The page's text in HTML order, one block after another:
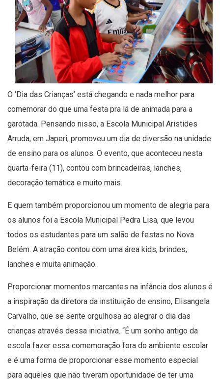
O ‘Dia das Crianças’ está chegando e nada melhor para
comemorar do que uma festa pra lá de animada para a
garotada. Pensando nisso, a Escola Municipal Aristides
Arruda, em Japeri, promoveu um dia de diversão na unidade
de ensino para os alunos. O evento, que aconteceu nesta
quarta-feira (11), contou com brincadeiras, lanches,
decoração temática e muito mais.
E quem também proporcionou um momento de alegria para
os alunos foi a Escola Municipal Pedra Lisa, que levou
todos os estudantes para um salão de festas no Nova
Belém. A atração contou com uma área kids, brindes,
lanches e muita animação.
Proporcionar momentos marcantes na infância dos alunos é
a inspiração da diretora da instituição de ensino, Elisangela
Carvalho, que se sente orgulhosa ao alegrar o dia das
crianças através dessa iniciativa. “É um sonho antigo da
escola fazer essa comemoração fora do ambiente escolar
e é uma forma de proporcionar esse momento especial
para aqueles que não tiveram oportunidade de ter uma